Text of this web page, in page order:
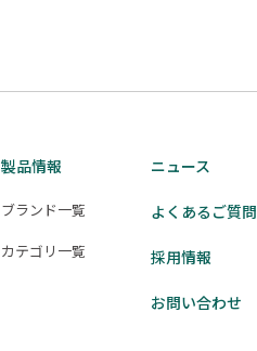
製品情報
ブランド一覧
カテゴリ一覧
ニュース
よくあるご質問
採用情報
お問い合わせ